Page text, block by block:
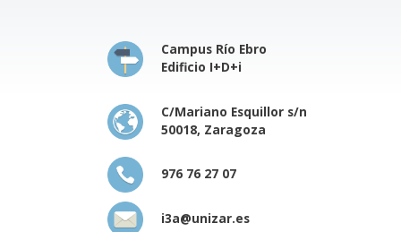
Campus Río Ebro
Edificio I+D+i
C/Mariano Esquillor s/n
50018, Zaragoza
976 76 27 07
i3a@unizar.es